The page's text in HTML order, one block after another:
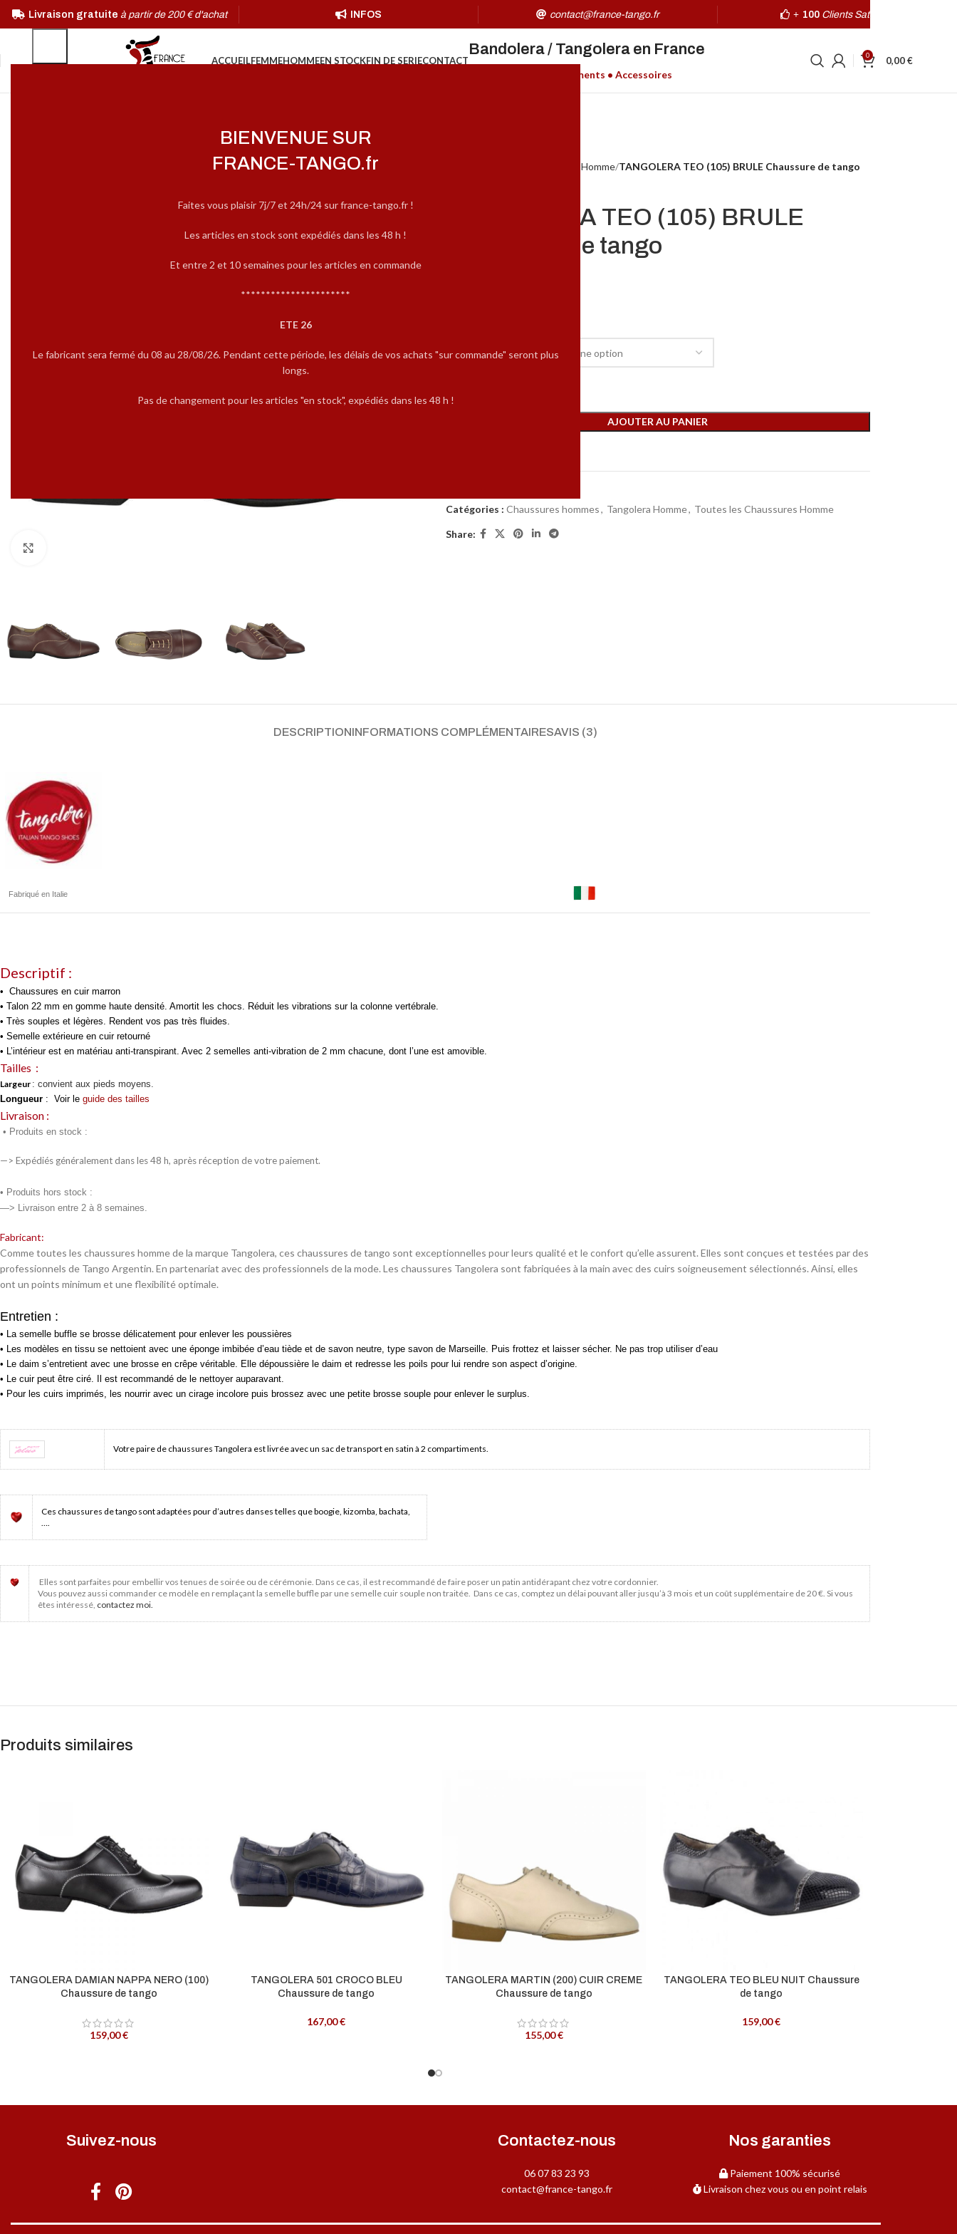
BIENVENUE SUR
FRANCE-TANGO.fr
Faites vous plaisir 7j/7 et 24h/24 sur france-tango.fr !
Les articles en stock sont expédiés dans les 48 h !
Et entre 2 et 10 semaines pour les articles en commande
**********************
ETE 26
Le fabricant sera fermé du 08 au 28/08/26. Pendant cette période, les délais de vos achats "sur commande" seront plus
longs.
Pas de changement pour les articles "en stock", expédiés dans les 48 h !
ACCUEILFEMMEHOMMEEN STOCKFIN DE SERIECONTACT
Bandolera / Tangolera en France
Chaussures H/F • Vêtements • Accessoires
0 0,00€
Tangolera Homme TANGOLERA TEO (105) BRULE Chaussure de tango
TANGOLERA TEO (105) BRULE
Chaussure de tango
POINTURES
AJOUTER AU PANIER
Catégories : Chaussures hommes, Tangolera Homme, Toutes les Chaussures Homme
Share:
DESCRIPTIONINFORMATIONS COMPLÉMENTAIRESAVIS (3)
Fabriqué en Italie
Descriptif :
• Chaussures en cuir marron
• Talon 22 mm en gomme haute densité. Amortit les chocs. Réduit les vibrations sur la colonne vertébrale.
• Très souples et légères. Rendent vos pas très fluides.
• Semelle extérieure en cuir retourné
• L’intérieur est en matériau anti-transpirant. Avec 2 semelles anti-vibration de 2 mm chacune, dont l’une est amovible.
Tailles :
Largeur : convient aux pieds moyens.
Longueur : Voir le guide des tailles
Livraison :
• Produits en stock :
—> Expédiés généralement dans les 48 h, après réception de votre paiement.
• Produits hors stock :
—> Livraison entre 2 à 8 semaines.
Fabricant:
Comme toutes les chaussures homme de la marque Tangolera, ces chaussures de tango sont exceptionnelles pour leurs qualité et le confort qu’elle assurent. Elles sont conçues et testées par des
professionnels de Tango Argentin. En partenariat avec des professionnels de la mode. Les chaussures Tangolera sont fabriquées à la main avec des cuirs soigneusement sélectionnés. Ainsi, elles
ont un points minimum et une flexibilité optimale.
Entretien :
• La semelle buffle se brosse délicatement pour enlever les poussières
• Les modèles en tissu se nettoient avec une éponge imbibée d’eau tiède et de savon neutre, type savon de Marseille. Puis frottez et laisser sécher. Ne pas trop utiliser d’eau
• Le daim s’entretient avec une brosse en crêpe véritable. Elle dépoussière le daim et redresse les poils pour lui rendre son aspect d’origine.
• Le cuir peut être ciré. Il est recommandé de le nettoyer auparavant.
• Pour les cuirs imprimés, les nourrir avec un cirage incolore puis brossez avec une petite brosse souple pour enlever le surplus.
Votre paire de chaussures Tangolera est livrée avec un sac de transport en satin à 2 compartiments.
Ces chaussures de tango sont adaptées pour d’autres danses telles que boogie, kizomba, bachata,
….
Elles sont parfaites pour embellir vos tenues de soirée ou de cérémonie. Dans ce cas, il est recommandé de faire poser un patin antidérapant chez votre cordonnier.
Vous pouvez aussi commander ce modèle en remplaçant la semelle buffle par une semelle cuir souple non traitée. Dans ce cas, comptez un délai pouvant aller jusqu’à 3 mois et un coût supplémentaire de 20 €. Si vous
êtes intéressé, contactez moi.
Produits similaires
TANGOLERA DAMIAN NAPPA NERO (100)
Chaussure de tango
159,00€
TANGOLERA 501 CROCO BLEU
Chaussure de tango
167,00€
TANGOLERA MARTIN (200) CUIR CREME
Chaussure de tango
155,00€
TANGOLERA TEO BLEU NUIT Chaussure
de tango
159,00€
Suivez-nous Contactez-nous
06 07 83 23 93
contact@france-tango.fr
Nos garanties
Paiement 100% sécurisé
Livraison chez vous ou en point relais
Livraison gratuite à partir de 200 € d'achat INFOS contact@france-tango.fr + 100 Clients Satisfaits